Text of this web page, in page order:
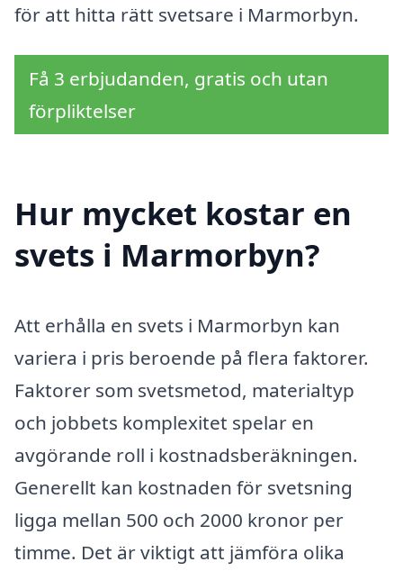
för att hitta rätt svetsare i Marmorbyn.
Få 3 erbjudanden, gratis och utan
förpliktelser
Hur mycket kostar en
svets i Marmorbyn?
Att erhålla en svets i Marmorbyn kan
variera i pris beroende på flera faktorer.
Faktorer som svetsmetod, materialtyp
och jobbets komplexitet spelar en
avgörande roll i kostnadsberäkningen.
Generellt kan kostnaden för svetsning
ligga mellan 500 och 2000 kronor per
timme. Det är viktigt att jämföra olika